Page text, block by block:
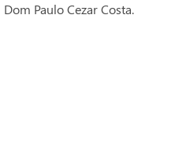
Dom Paulo Cezar Costa.